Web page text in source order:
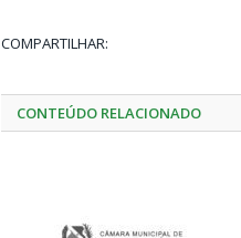
COMPARTILHAR:
CONTEÚDO RELACIONADO